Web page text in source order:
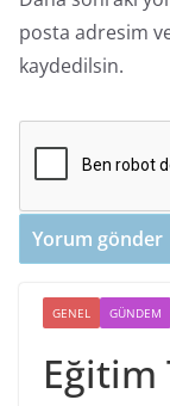
posta adresim
kaydedilsin.
GENEL GÜNDEM
Eğitim